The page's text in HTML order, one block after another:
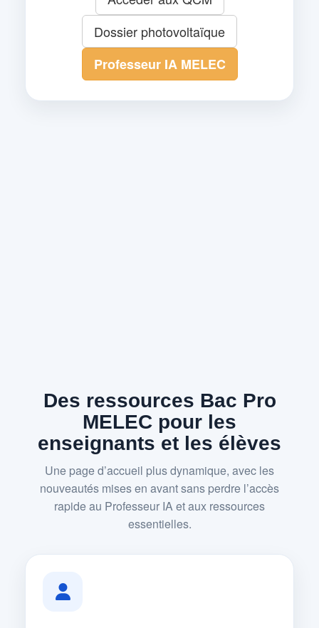
Dossier photovoltaïque
Professeur IA MELEC
Des ressources Bac Pro
MELEC pour les
enseignants et les élèves
Une page d’accueil plus dynamique, avec les
nouveautés mises en avant sans perdre l’accès
rapide au Professeur IA et aux ressources
essentielles.